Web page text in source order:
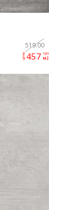
519.00
цена 457 грн
м2